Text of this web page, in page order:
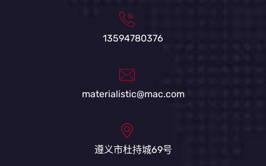
13594780376
materialistic@mac.com
遵义市杜持城69号